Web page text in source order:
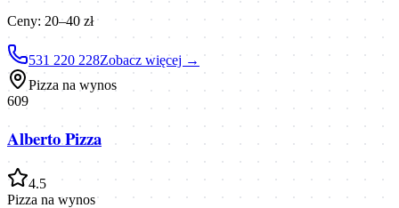
Ceny:20–40 zł
531 220 228Zobacz więcej →
Pizza na wynos
609
Alberto Pizza
4.5
Pizza na wynos